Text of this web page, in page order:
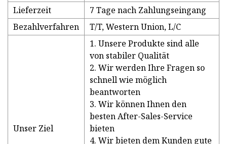
Lieferzeit
7 Tage nach Zahlungseingang
Bezahlverfahren
T/T, Western Union, L/C
Unser Ziel
1. Unsere Produkte sind alle
von stabiler Qualität
2. Wir werden Ihre Fragen so
schnell wie möglich
beantworten
3. Wir können Ihnen den
besten After-Sales-Service
bieten
4. Wir bieten dem Kunden gute